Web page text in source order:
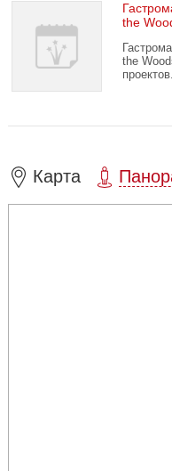
the
the
Карта